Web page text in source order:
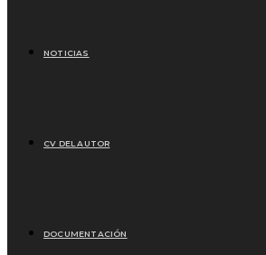
NOTICIAS
CV DEL AUTOR
DOCUMENTACIÓN